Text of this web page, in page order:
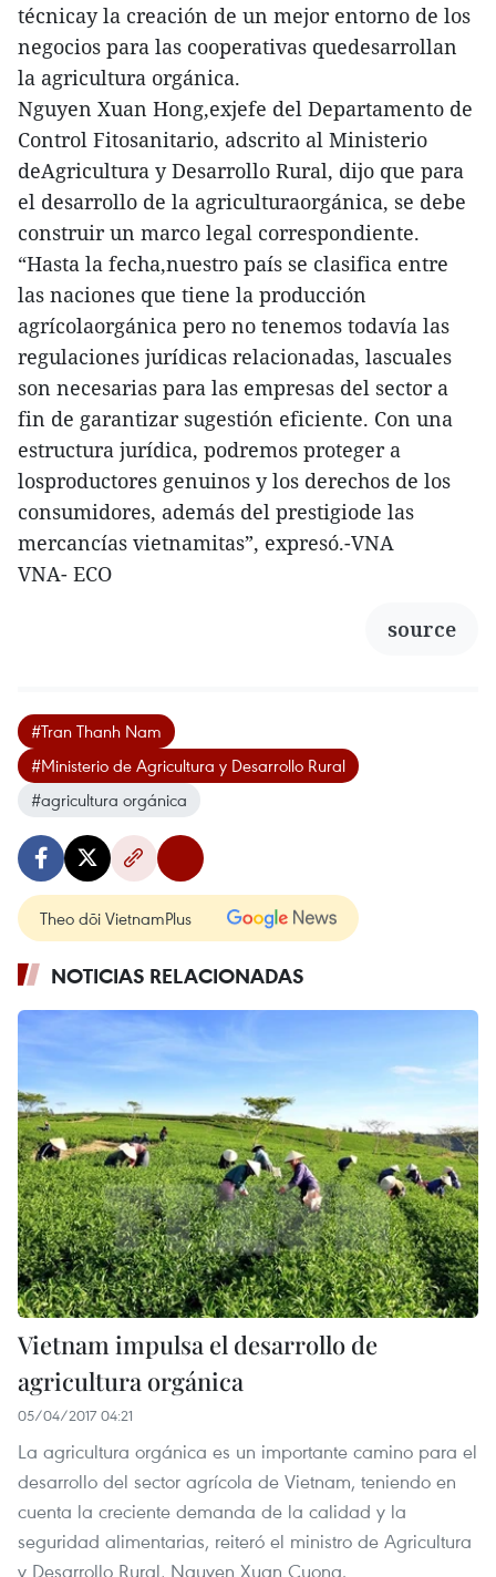
técnicay la creación de un mejor entorno de los
negocios para las cooperativas quedesarrollan
la agricultura orgánica.
Nguyen Xuan Hong,exjefe del Departamento de
Control Fitosanitario, adscrito al Ministerio
deAgricultura y Desarrollo Rural, dijo que para
el desarrollo de la agriculturaorgánica, se debe
construir un marco legal correspondiente.
“Hasta la fecha,nuestro país se clasifica entre
las naciones que tiene la producción
agrícolaorgánica pero no tenemos todavía las
regulaciones jurídicas relacionadas, lascuales
son necesarias para las empresas del sector a
fin de garantizar sugestión eficiente. Con una
estructura jurídica, podremos proteger a
losproductores genuinos y los derechos de los
consumidores, además del prestigiode las
mercancías vietnamitas”, expresó.-VNA
VNA- ECO
source
#Tran Thanh Nam
#Ministerio de Agricultura y Desarrollo Rural
#agricultura orgánica
Theo dõi VietnamPlus
NOTICIAS RELACIONADAS
Vietnam impulsa el desarrollo de
agricultura orgánica
05/04/2017 04:21
La agricultura orgánica es un importante camino para el
desarrollo del sector agrícola de Vietnam, teniendo en
cuenta la creciente demanda de la calidad y la
seguridad alimentarias, reiteró el ministro de Agricultura
y Desarrollo Rural, Nguyen Xuan Cuong.